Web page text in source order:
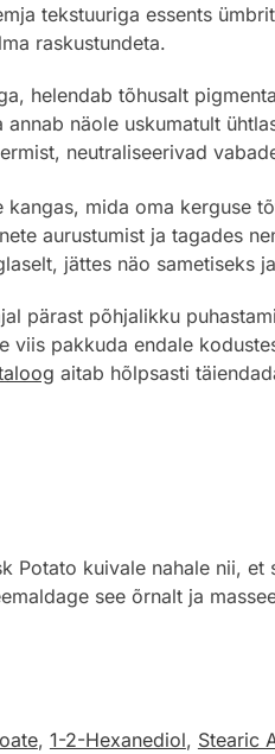
tekstuuriga essents
raskustundeta.
helendab tõhusalt
näole uskumatult
neutraliseerivad
mida oma kerguse
aurustumist ja tagades
jättes näo sametiseks
pärast põhjalikku
viis pakkuda endale
aitab hõlpsasti
Potato kuivale nahale nii,
see õrnalt ja
, 1-2-Hexanediol, Stearic